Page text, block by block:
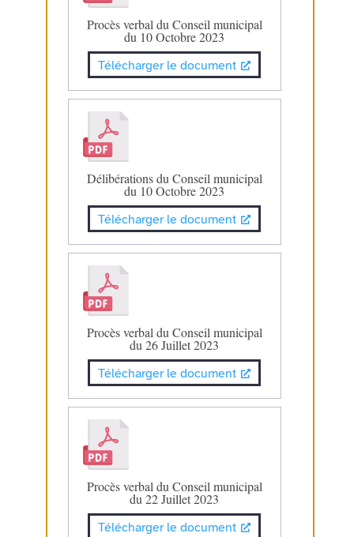
Procès verbal du Conseil municipal
du 10 Octobre 2023
Télécharger le document
Délibérations du Conseil municipal
du 10 Octobre 2023
Télécharger le document
Procès verbal du Conseil municipal
du 26 Juillet 2023
Télécharger le document
Procès verbal du Conseil municipal
du 22 Juillet 2023
Télécharger le document